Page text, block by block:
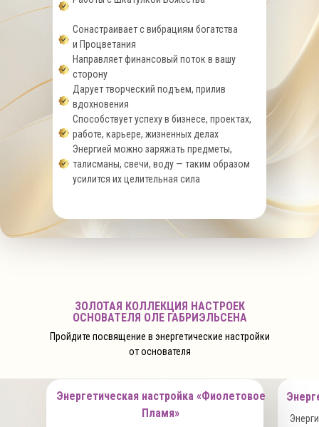
Сонастраивает с вибрациям богатства
и Процветания
Направляет финансовый поток в вашу
сторону
Дарует творческий подъем, прилив
вдохновения
Способствует успеху в бизнесе, проектах,
работе, карьере, жизненных делах
Энергией можно заряжать предметы,
талисманы, свечи, воду — таким образом
усилится их целительная сила
ЗОЛОТАЯ КОЛЛЕКЦИЯ НАСТРОЕК
ОСНОВАТЕЛЯ ОЛЕ ГАБРИЭЛЬСЕНА
Пройдите посвящение в энергетические настройки
от основателя
Энергетическая настройка «Фиолетовое
Пламя»